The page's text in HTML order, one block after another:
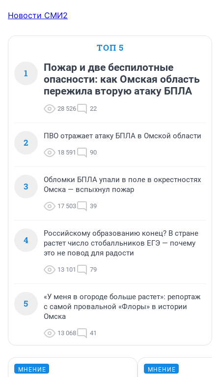
Новости СМИ2
ТОП 5
1
Пожар и две беспилотные
опасности: как Омская область
пережила вторую атаку БПЛА
28 526 22
2
ПВО отражает атаку БПЛА в Омской области
18 591 90
3
Обломки БПЛА упали в поле в окрестностях
Омска — вспыхнул пожар
17 503 39
4
Российскому образованию конец? В стране
растет число стобалльников ЕГЭ — почему
это не повод для радости
13 101 79
5
«У меня в огороде больше растет»: репортаж
с самой провальной «Флоры» в истории
Омска
13 068 41
МНЕНИЕ МНЕНИЕ